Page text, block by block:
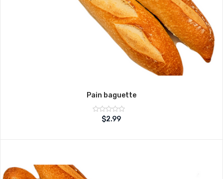
Pain baguette
Note
sur
$2.99